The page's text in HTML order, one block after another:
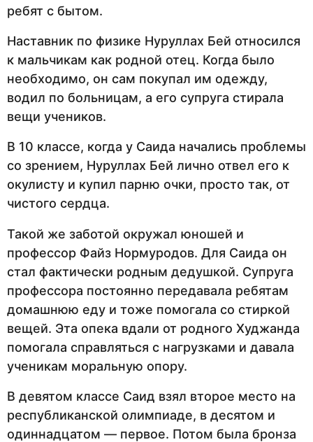
ребят с бытом.
Наставник по физике Нуруллах Бей относился
к мальчикам как родной отец. Когда было
необходимо, он сам покупал им одежду,
водил по больницам, а его супруга стирала
вещи учеников.
В 10 классе, когда у Саида начались проблемы
со зрением, Нуруллах Бей лично отвел его к
окулисту и купил парню очки, просто так, от
чистого сердца.
Такой же заботой окружал юношей и
профессор Файз Нормуродов. Для Саида он
стал фактически родным дедушкой. Супруга
профессора постоянно передавала ребятам
домашнюю еду и тоже помогала со стиркой
вещей. Эта опека вдали от родного Худжанда
помогала справляться с нагрузками и давала
ученикам моральную опору.
В девятом классе Саид взял второе место на
республиканской олимпиаде, в десятом и
одиннадцатом — первое. Потом была бронза